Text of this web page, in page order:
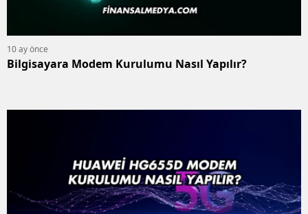
10 ay önce
Bilgisayara Modem Kurulumu Nasıl Yapılır?